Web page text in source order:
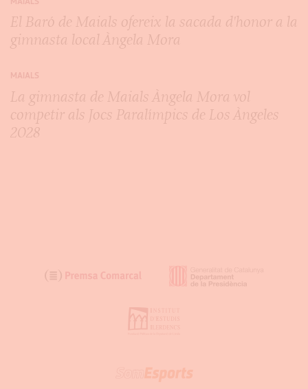
El Baró de Maials ofereix la sacada d'honor a la
gimnasta local Àngela Mora
MAIALS
La gimnasta de Maials Àngela Mora vol
competir als Jocs Paralímpics de Los Àngeles
2028
SOM
GARRIGUES